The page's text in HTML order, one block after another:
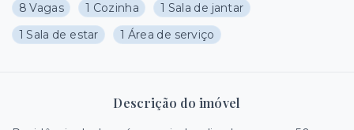
8 Vagas
1 Cozinha
1 Sala de jantar
1 Sala de estar
1 Área de serviço
Descrição do imóvel